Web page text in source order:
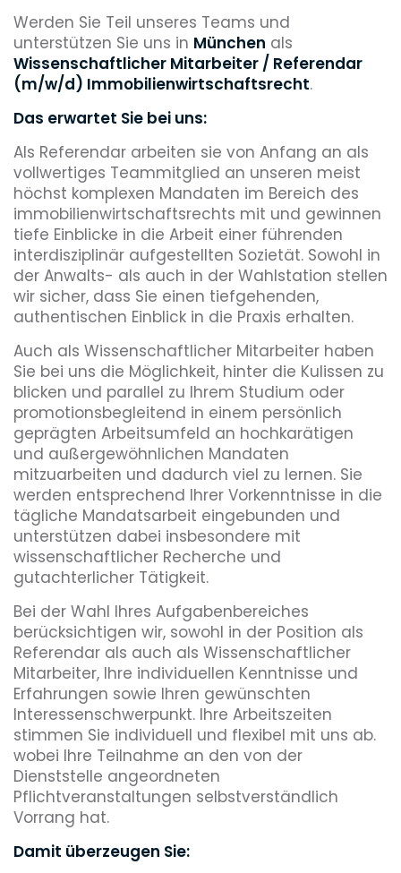
Werden Sie Teil unseres Teams und
unterstützen Sie uns in München als
Wissenschaftlicher Mitarbeiter / Referendar
(m/w/d) Immobilienwirtschaftsrecht.
Das erwartet Sie bei uns:
Als Referendar arbeiten sie von Anfang an als
vollwertiges Teammitglied an unseren meist
höchst komplexen Mandaten im Bereich des
immobilienwirtschaftsrechts mit und gewinnen
tiefe Einblicke in die Arbeit einer führenden
interdisziplinär aufgestellten Sozietät. Sowohl in
der Anwalts- als auch in der Wahlstation stellen
wir sicher, dass Sie einen tiefgehenden,
authentischen Einblick in die Praxis erhalten.
Auch als Wissenschaftlicher Mitarbeiter haben
Sie bei uns die Möglichkeit, hinter die Kulissen zu
blicken und parallel zu Ihrem Studium oder
promotionsbegleitend in einem persönlich
geprägten Arbeitsumfeld an hochkarätigen
und außergewöhnlichen Mandaten
mitzuarbeiten und dadurch viel zu lernen. Sie
werden entsprechend Ihrer Vorkenntnisse in die
tägliche Mandatsarbeit eingebunden und
unterstützen dabei insbesondere mit
wissenschaftlicher Recherche und
gutachterlicher Tätigkeit.
Bei der Wahl Ihres Aufgabenbereiches
berücksichtigen wir, sowohl in der Position als
Referendar als auch als Wissenschaftlicher
Mitarbeiter, Ihre individuellen Kenntnisse und
Erfahrungen sowie Ihren gewünschten
Interessenschwerpunkt. Ihre Arbeitszeiten
stimmen Sie individuell und flexibel mit uns ab.
wobei Ihre Teilnahme an den von der
Dienststelle angeordneten
Pflichtveranstaltungen selbstverständlich
Vorrang hat.
Damit überzeugen Sie: